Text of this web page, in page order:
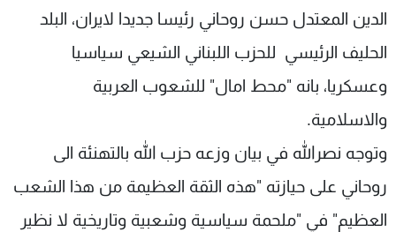
الدين المعتدل حسن روحاني رئيسا جديدا لايران، البلد
الحليف الرئيسي للحزب اللبناني الشيعي سياسيا
وعسكريا، بانه "محط امال" للشعوب العربية
والاسلامية.
وتوجه نصرالله في بيان وزعه حزب الله بالتهنئة الى
روحاني على حيازته "هذه الثقة العظيمة من هذا الشعب
العظيم" في "ملحمة سياسية وشعبية وتاريخية لا نظير
عن MTV
الإنـتـاج
لاعلاناتكم
وظائف
تواصل معنا
شروط الإسـتخدام
سياسة الخصوصية